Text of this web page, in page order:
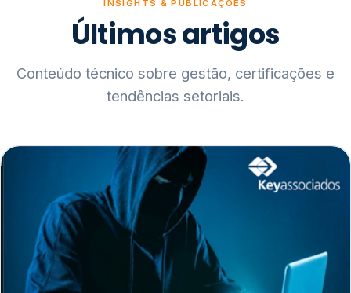
INSIGHTS & PUBLICAÇÕES
Últimos artigos
Conteúdo técnico sobre gestão, certificações e
tendências setoriais.